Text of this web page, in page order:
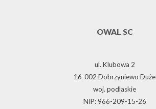
OWAL SC
ul. Klubowa 2
16-002 Dobrzyniewo Duże
woj. podlaskie
NIP: 966-209-15-26